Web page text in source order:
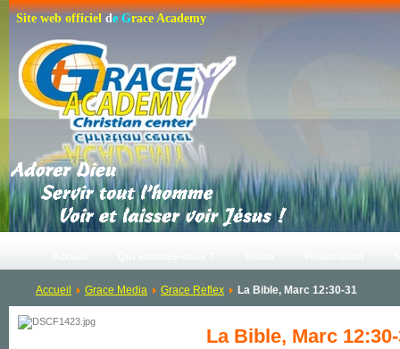
Site web officiel de Grace Academy
Accueil Grace Media Grace Reflex La Bible, Marc 12:30-31
La Bible, Marc